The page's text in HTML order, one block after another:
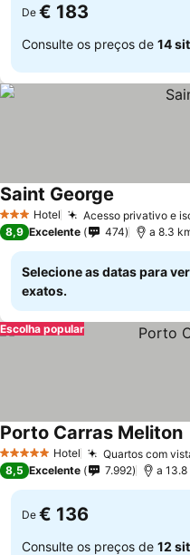
De € 183
Consulte os preços de 14
3 EstrelasHotel Acesso privativo e
Saint George
8,9 Excelente 474 a 8.3
Selecione as datas para
exatos.
Escolha popular
5 Estrelas Hotel
Porto Carras Meliton
8,5 Excelente 7.992 a 13.8
De € 136
Consulte os preços de 12